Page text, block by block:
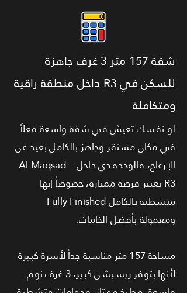
شقة 157 متر 3 غرف جاهزة
للسكن في R3 داخل منطقة راقية
ومتكاملة
لو نفسك تعيش في شقة واسعة فعلاً
في مكان مستقر وجاهز بالكامل بعيد عن
الإزعاج، فالوحدة دي داخل Al Maqsad –
R3 تعتبر فرصة ممتازة، خصوصاً إنها
متشطبة بالكامل Fully Finished
ومعمولة بأفضل الخامات.
مساحة 157 متر مناسبة جداً لأسرة كبيرة
لأنها بتوفر ريسبشن كبير، 3 غرف نوم